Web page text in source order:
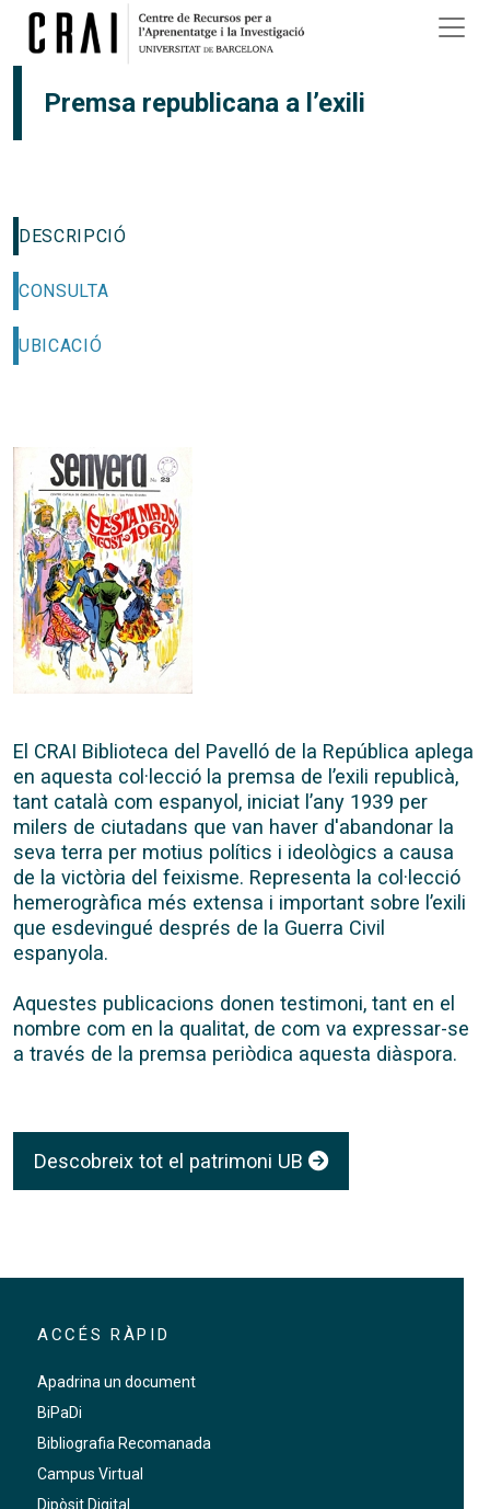
Vés al contingut
Premsa republicana a l’exili
DESCRIPCIÓ
CONSULTA
UBICACIÓ
El CRAI Biblioteca del Pavelló de la República aplega
en aquesta col·lecció la premsa de l’exili republicà,
tant català com espanyol, iniciat l’any 1939 per
milers de ciutadans que van haver d'abandonar la
seva terra per motius polítics i ideològics a causa
de la victòria del feixisme. Representa la col·lecció
hemerogràfica més extensa i important sobre l’exili
que esdevingué després de la Guerra Civil
espanyola.
Aquestes publicacions donen testimoni, tant en el
nombre com en la qualitat, de com va expressar-se
a través de la premsa periòdica aquesta diàspora.
Descobreix tot el patrimoni UB
ACCÉS RÀPID
Apadrina un document
BiPaDi
Bibliografia Recomanada
Campus Virtual
Dipòsit Digital